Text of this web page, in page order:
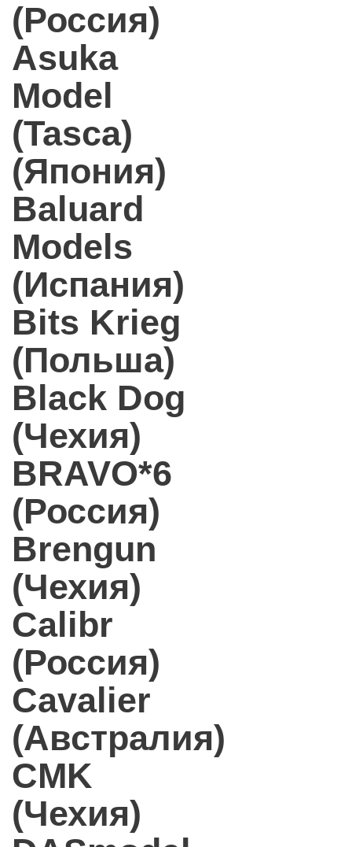
(Россия)
Asuka
Model
(Tasca)
(Япония)
Baluard
Models
(Испания)
Bits Krieg
(Польша)
Black Dog
(Чехия)
BRAVO*6
(Россия)
Brengun
(Чехия)
Calibr
(Россия)
Cavalier
(Австралия)
CMK
(Чехия)